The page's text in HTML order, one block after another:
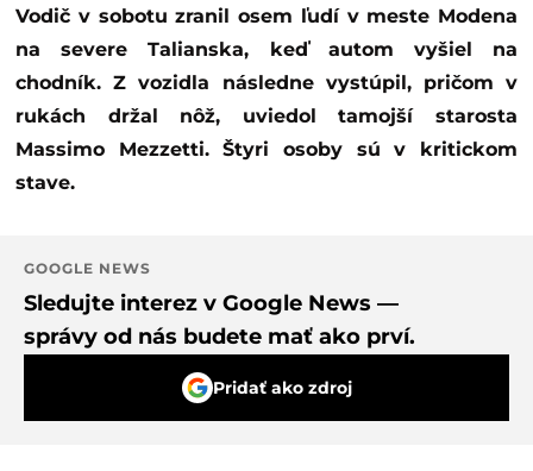
Vodič v sobotu zranil osem ľudí v meste Modena
na severe Talianska, keď autom vyšiel na
chodník. Z vozidla následne vystúpil, pričom v
rukách držal nôž, uviedol tamojší starosta
Massimo Mezzetti. Štyri osoby sú v kritickom
stave.
GOOGLE NEWS
Sledujte interez v Google News —
správy od nás budete mať ako prví.
Pridať ako zdroj